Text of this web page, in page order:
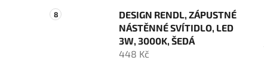
DESIGN RENDL, ZÁPUSTNÉ
NÁSTĚNNÉ SVÍTIDLO, LED
3W, 3000K, ŠEDÁ
448 Kč